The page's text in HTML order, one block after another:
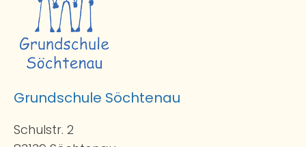
Grundschule Söchtenau
Schulstr. 2